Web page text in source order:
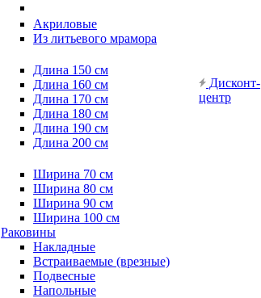
Акриловые
Из литьевого мрамора
Длина 150 см
Длина 160 см
Длина 170 см
Длина 180 см
Длина 190 см
Длина 200 см
Ширина 70 см
Ширина 80 см
Ширина 90 см
Ширина 100 см
Раковины
Накладные
Встраиваемые (врезные)
Подвесные
Напольные
Дисконт-
центр